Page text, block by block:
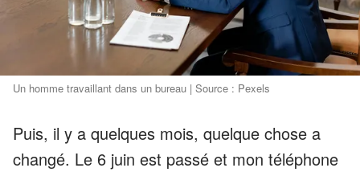
Un homme travaillant dans un bureau | Source : Pexels
Puis, il y a quelques mois, quelque chose a
changé. Le 6 juin est passé et mon téléphone